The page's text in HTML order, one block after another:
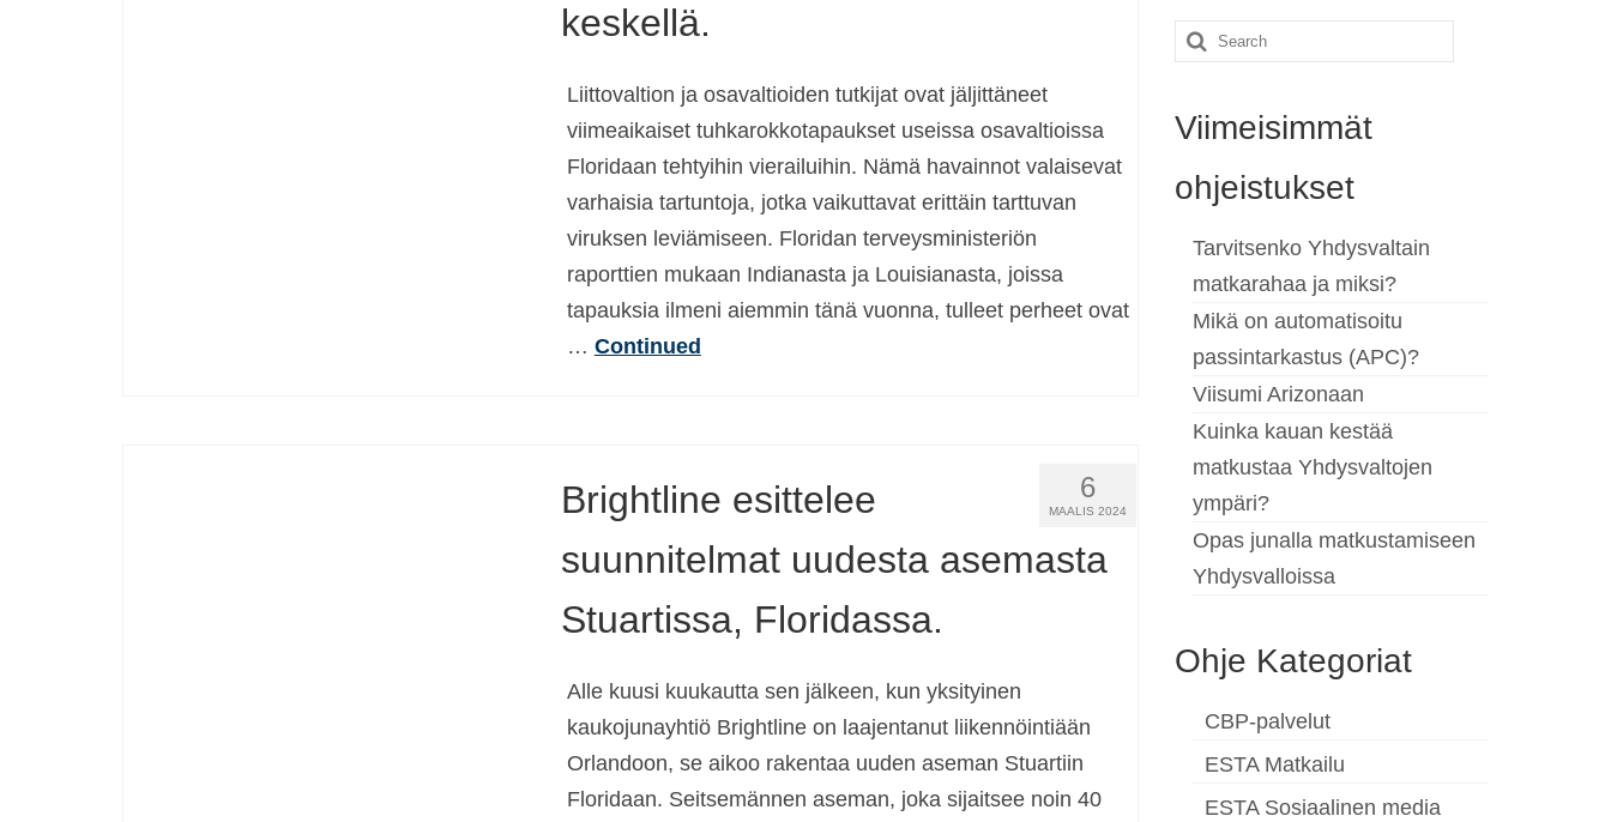
keskellä.
Liittovaltion ja osavaltioiden tutkijat ovat jäljittäneet
viimeaikaiset tuhkarokkotapaukset useissa osavaltioissa
Floridaan tehtyihin vierailuihin. Nämä havainnot valaisevat
varhaisia tartuntoja, jotka vaikuttavat erittäin tarttuvan
viruksen leviämiseen. Floridan terveysministeriön
raporttien mukaan Indianasta ja Louisianasta, joissa
tapauksia ilmeni aiemmin tänä vuonna, tulleet perheet ovat
… Continued
6
MAALIS 2024
Brightline esittelee
suunnitelmat uudesta asemasta
Stuartissa, Floridassa.
Alle kuusi kuukautta sen jälkeen, kun yksityinen
kaukojunayhtiö Brightline on laajentanut liikennöintiään
Orlandoon, se aikoo rakentaa uuden aseman Stuartiin
Floridaan. Seitsemännen aseman, joka sijaitsee noin 40
Search
Viimeisimmät
ohjeistukset
Tarvitsenko Yhdysvaltain
matkarahaa ja miksi?
Mikä on automatisoitu
passintarkastus (APC)?
Viisumi Arizonaan
Kuinka kauan kestää
matkustaa Yhdysvaltojen
ympäri?
Opas junalla matkustamiseen
Yhdysvalloissa
Ohje Kategoriat
CBP-palvelut
ESTA Matkailu
ESTA Sosiaalinen media